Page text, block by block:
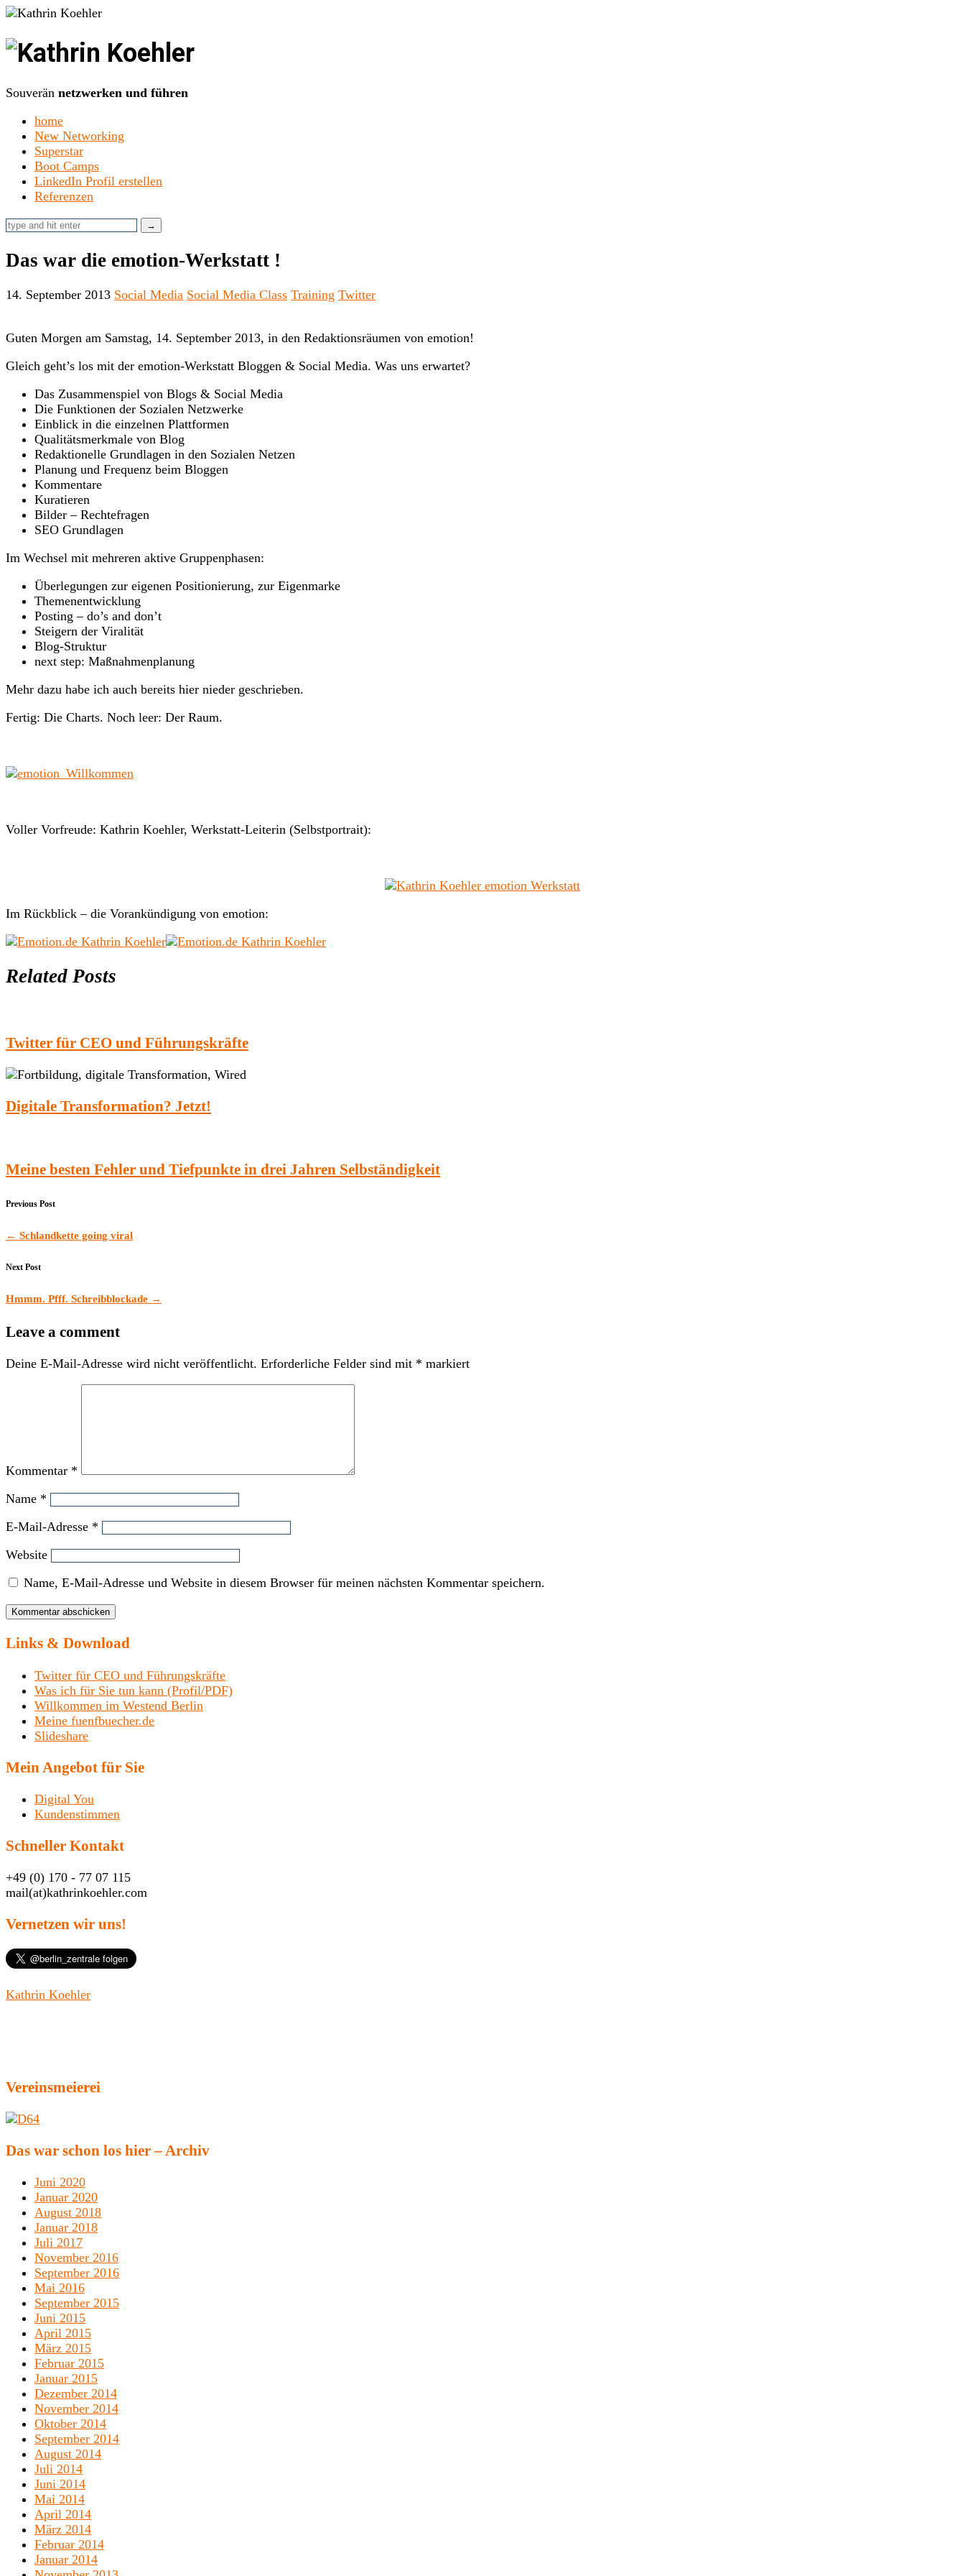
Kathrin
Koehler
Souverän netzwerken und führen
home
New Networking
Superstar
Boot Camps
LinkedIn Profil erstellen
Referenzen
Das war die emotion-Werkstatt !
14. September 2013 Social Media Social Media Class Training Twitter
Guten Morgen am Samstag, 14. September 2013, in den Redaktionsräumen von emotion!
Gleich geht’s los mit der emotion-Werkstatt Bloggen & Social Media. Was uns erwartet?
Das Zusammenspiel von Blogs & Social Media
Die Funktionen der Sozialen Netzwerke
Einblick in die einzelnen Plattformen
Qualitätsmerkmale von Blog
Redaktionelle Grundlagen in den Sozialen Netzen
Planung und Frequenz beim Bloggen
Kommentare
Kuratieren
Bilder – Rechtefragen
SEO Grundlagen
Im Wechsel mit mehreren aktive Gruppenphasen:
Überlegungen zur eigenen Positionierung, zur Eigenmarke
Themenentwicklung
Posting – do’s and don’t
Steigern der Viralität
Blog-Struktur
next step: Maßnahmenplanung
Mehr dazu habe ich auch bereits hier nieder geschrieben.
Fertig: Die Charts. Noch leer: Der Raum.
Voller Vorfreude: Kathrin Koehler, Werkstatt-Leiterin (Selbstportrait):
Im Rückblick – die Vorankündigung von emotion:
Related Posts
Twitter für CEO und Führungskräfte
Digitale Transformation? Jetzt!
Meine besten Fehler und Tiefpunkte in drei Jahren Selbständigkeit
Previous Post
← Schlandkette going viral
Next Post
Hmmm. Pfff. Schreibblockade →
Leave a comment
Deine E-Mail-Adresse wird nicht veröffentlicht. Erforderliche Felder sind mit * markiert
Kommentar *
Name *
E-Mail-Adresse *
Website
Name, E-Mail-Adresse und Website in diesem Browser für meinen nächsten Kommentar speichern.
Links & Download
Twitter für CEO und Führungskräfte
Was ich für Sie tun kann (Profil/PDF)
Willkommen im Westend Berlin
Meine fuenfbuecher.de
Slideshare
Mein Angebot für Sie
Digital You
Kundenstimmen
Schneller Kontakt
+49 (0) 170 - 77 07 115
mail(at)kathrinkoehler.com
Vernetzen wir uns!
Kathrin Koehler
Vereinsmeierei
Das war schon los hier – Archiv
Juni 2020
Januar 2020
August 2018
Januar 2018
Juli 2017
November 2016
September 2016
Mai 2016
September 2015
Juni 2015
April 2015
März 2015
Februar 2015
Januar 2015
Dezember 2014
November 2014
Oktober 2014
September 2014
August 2014
Juli 2014
Juni 2014
Mai 2014
April 2014
März 2014
Februar 2014
Januar 2014